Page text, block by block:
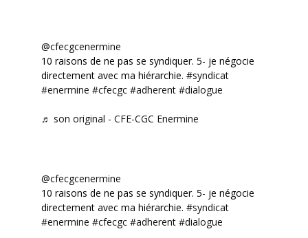
@cfecgcenermine
10 raisons de ne pas se syndiquer. 5- je négocie
directement avec ma hiérarchie. #syndicat
#enermine #cfecgc #adherent #dialogue
♬ son original - CFE-CGC Enermine
@cfecgcenermine
10 raisons de ne pas se syndiquer. 5- je négocie
directement avec ma hiérarchie. #syndicat
#enermine #cfecgc #adherent #dialogue